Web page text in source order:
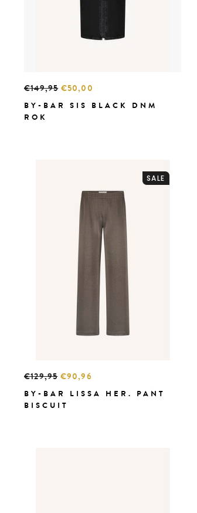
€149,95€50,00
BY-BAR SIS BLACK DNM
ROK
SALE
€129,95€90,96
BY-BAR LISSA HER. PANT
BISCUIT